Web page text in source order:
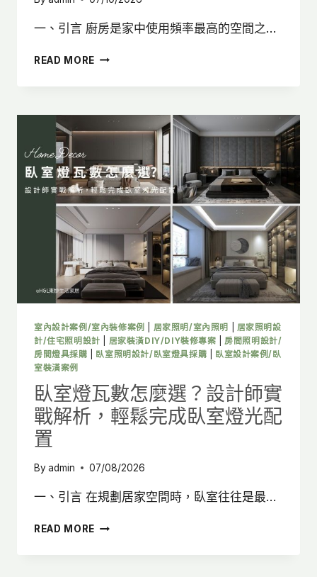
一、引言 廚房是家中使用頻率最高的空間之…
READ MORE 廚
數
怎
選？
設
計
師
你
挑
選
技
巧
燈
光
配
全
解
析
室內設計案例/室內裝修案例 居家照明/室內照明
居家照明設
計/住宅照明設計
居家裝潢DIY/DIY裝修專案 |房間照明設計/
房間燈具採購
臥室照明設計/臥室燈具採購
臥室設計案例/臥
室裝潢案例
臥室燈瓦數怎麼選？設計師實
戰解析，輕鬆完成臥室燈光配
置
Byadmin 07/08/2026
一、引言 在規劃居家空間時，臥室往往是最…
READ MORE